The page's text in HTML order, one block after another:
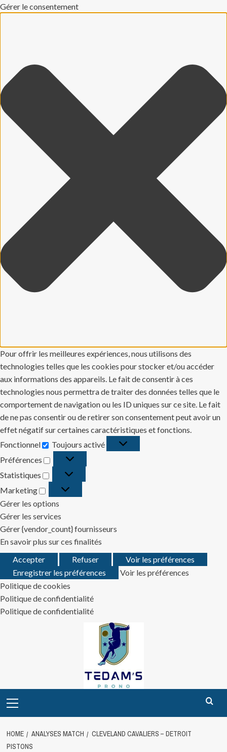
Gérer le consentement
Pour offrir les meilleures expériences, nous utilisons des
technologies telles que les cookies pour stocker et/ou accéder
aux informations des appareils. Le fait de consentir à ces
technologies nous permettra de traiter des données telles que le
comportement de navigation ou les ID uniques sur ce site. Le fait
de ne pas consentir ou de retirer son consentement peut avoir un
effet négatif sur certaines caractéristiques et fonctions.
Fonctionnel
Fonctionnel
Toujours activé
Préférences
Préférences
Statistiques
Statistiques
Marketing
Marketing
Gérer les options
Gérer les services
Gérer {vendor_count} fournisseurs
En savoir plus sur ces finalités
Accepter
Refuser
Voir les préférences
Enregistrer les préférences
Voir les préférences
Politique de cookies
Politique de confidentialité
Politique de confidentialité
Menu
HOME ANALYSES MATCH
CLEVELAND CAVALIERS – DETROIT
PISTONS